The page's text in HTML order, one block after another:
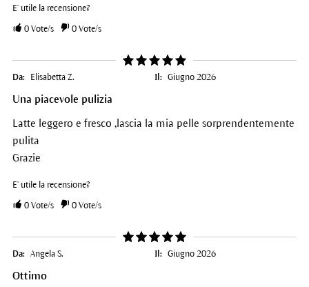
E' utile la recensione?
0Vote/s 0Vote/s
Da: Elisabetta Z. Il: Giugno 2026
Una piacevole pulizia
Latte leggero e fresco ,lascia la mia pelle sorprendentemente
pulita
Grazie
E' utile la recensione?
0Vote/s 0Vote/s
Da: Angela S. Il: Giugno 2026
Ottimo